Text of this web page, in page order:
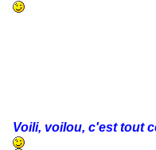
Voili, voilou, c'est tout